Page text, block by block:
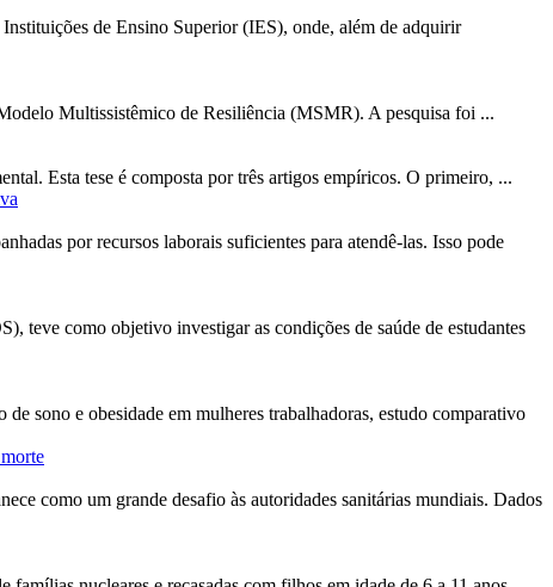
de Ensino Superior (IES), onde, além de adquirir
Multissistêmico de Resiliência (MSMR). A pesquisa foi ...
Esta tese é composta por três artigos empíricos. O primeiro, ...
por recursos laborais suficientes para atendê-las. Isso pode
teve como objetivo investigar as condições de saúde de estudantes
sono e obesidade em mulheres trabalhadoras, estudo comparativo
como um grande desafio às autoridades sanitárias mundiais. Dados